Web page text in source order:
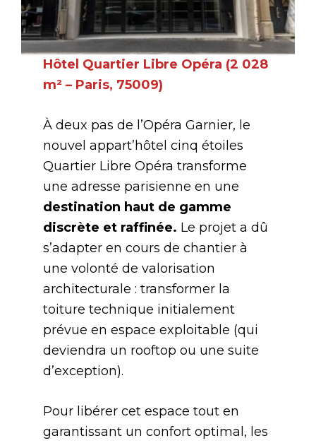
Hôtel Quartier Libre Opéra (2 028
m² – Paris, 75009)
À deux pas de l’Opéra Garnier, le
nouvel appart’hôtel cinq étoiles
Quartier Libre Opéra transforme
une adresse parisienne en une
destination haut de gamme
discrète et raffinée. Le projet a dû
s’adapter en cours de chantier à
une volonté de valorisation
architecturale : transformer la
toiture technique initialement
prévue en espace exploitable (qui
deviendra un rooftop ou une suite
d’exception).
Pour libérer cet espace tout en
garantissant un confort optimal, les